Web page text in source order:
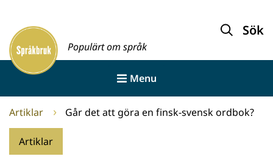
innehållet
Framsida
Populärt om språk
Sök
Menu
Artiklar Går det att göra en finsk-svensk ordbok?
Artiklar